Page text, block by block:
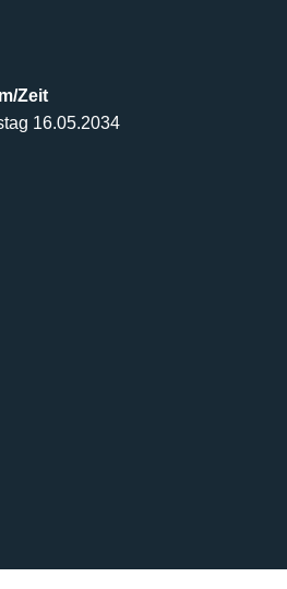
Zeit
16.05.2034